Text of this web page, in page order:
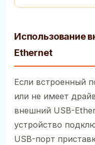
Использование
Ethernet
Если встроенный
или не имеет
внешний USB-
устройство
USB-порт